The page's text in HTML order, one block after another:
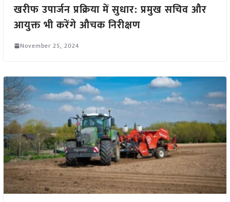
खरीफ उपार्जन प्रक्रिया में सुधार: प्रमुख सचिव और
आयुक्त भी करेंगे औचक निरीक्षण
November 25, 2024